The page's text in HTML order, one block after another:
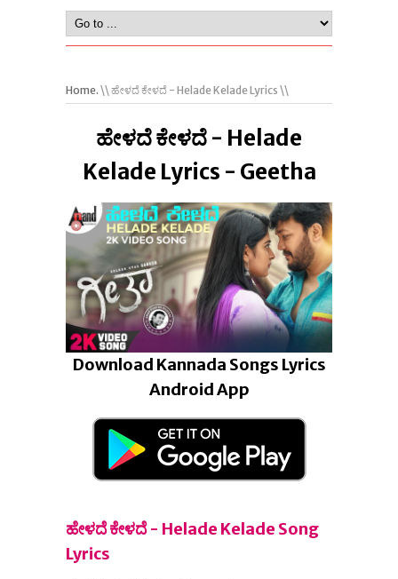
Home. \\ ಹೇಳದೆ ಕೇಳದೆ - Helade Kelade Lyrics \\
ಹೇಳದೆ ಕೇಳದೆ - Helade
Kelade Lyrics - Geetha
Download Kannada Songs Lyrics
Android App
ಹೇಳದೆ ಕೇಳದೆ - Helade Kelade Song
Lyrics